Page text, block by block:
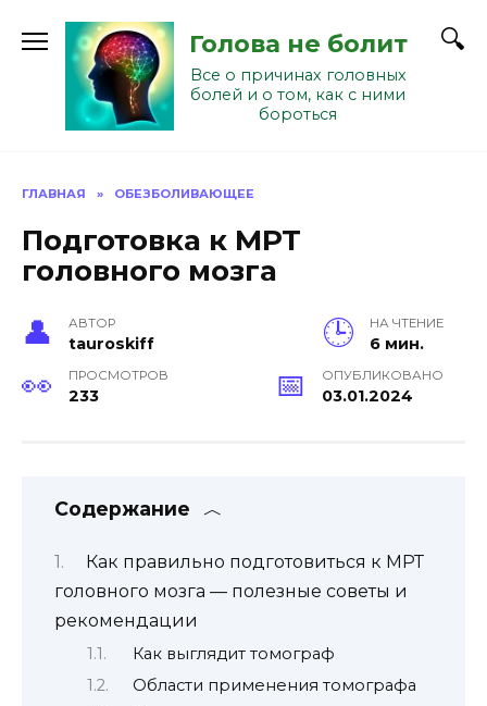
содержанию
Голова не болит
Все о причинах головных
болей и о том, как с ними
бороться
ГЛАВНАЯ » ОБЕЗБОЛИВАЮЩЕЕ
Подготовка к МРТ
головного мозга
АВТОР
tauroskiff
НА ЧТЕНИЕ
6 мин.
ПРОСМОТРОВ
233
ОПУБЛИКОВАНО
03.01.2024
Содержание
Как правильно подготовиться к МРТ
головного мозга — полезные советы и
рекомендации
Как выглядит томограф
Области применения томографа